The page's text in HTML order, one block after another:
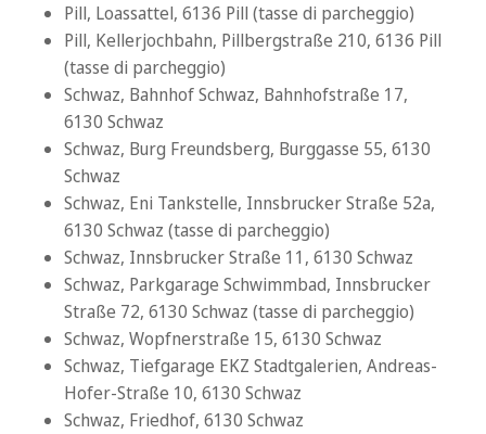
Pill, Loassattel, 6136 Pill (tasse di parcheggio)
Pill, Kellerjochbahn, Pillbergstraße 210, 6136 Pill
(tasse di parcheggio)
Schwaz, Bahnhof Schwaz, Bahnhofstraße 17,
6130 Schwaz
Schwaz, Burg Freundsberg, Burggasse 55, 6130
Schwaz
Schwaz, Eni Tankstelle, Innsbrucker Straße 52a,
6130 Schwaz (tasse di parcheggio)
Schwaz, Innsbrucker Straße 11, 6130 Schwaz
Schwaz, Parkgarage Schwimmbad, Innsbrucker
Straße 72, 6130 Schwaz (tasse di parcheggio)
Schwaz, Wopfnerstraße 15, 6130 Schwaz
Schwaz, Tiefgarage EKZ Stadtgalerien, Andreas-
Hofer-Straße 10, 6130 Schwaz
Schwaz, Friedhof, 6130 Schwaz